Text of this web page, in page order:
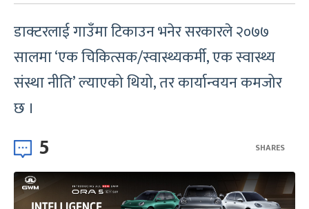
डाक्टरलाई गाउँमा टिकाउन भनेर सरकारले २०७७
सालमा ‘एक चिकित्सक/स्वास्थ्यकर्मी, एक स्वास्थ्य
संस्था नीति’ ल्याएको थियो, तर कार्यान्वयन कमजोर
छ ।
5 SHARES